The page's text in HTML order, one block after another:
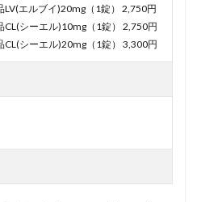
LV(エルブイ)20mg（1錠） 2,750円
CL(シーエル)10mg（1錠） 2,750円
CL(シーエル)20mg（1錠） 3,300円